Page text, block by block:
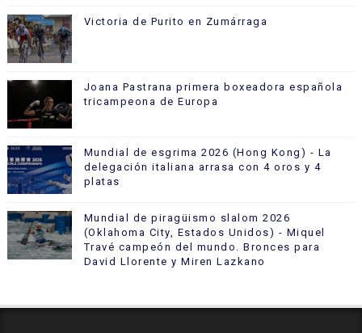
Victoria de Purito en Zumárraga
Joana Pastrana primera boxeadora española
tricampeona de Europa
Mundial de esgrima 2026 (Hong Kong) - La
delegación italiana arrasa con 4 oros y 4
platas
Mundial de piragüismo slalom 2026
(Oklahoma City, Estados Unidos) - Miquel
Travé campeón del mundo. Bronces para
David Llorente y Miren Lazkano